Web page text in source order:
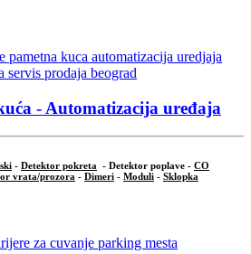
- Automatizacija uređaja
- Detektor pokreta - Detektor poplave - CO
vrata/prozora - Dimeri - Moduli - Sklopka